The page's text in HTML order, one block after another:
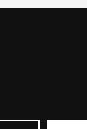
Barcelona